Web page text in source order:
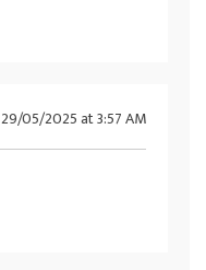
29/05/2025 at 3:57 AM